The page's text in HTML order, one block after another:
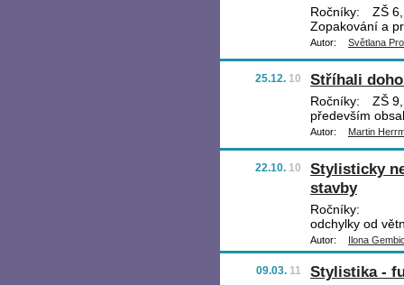
Ročníky:
ZŠ
Zopakování a
Autor: Světlana
25.12. 10 Stříhali
Ročníky:
ZŠ
především
Autor: Martin
22.10. 10
Stylisticky
stavby
Ročníky:
odchylky od
Autor: Ilona
09.03. 11 Stylistika -